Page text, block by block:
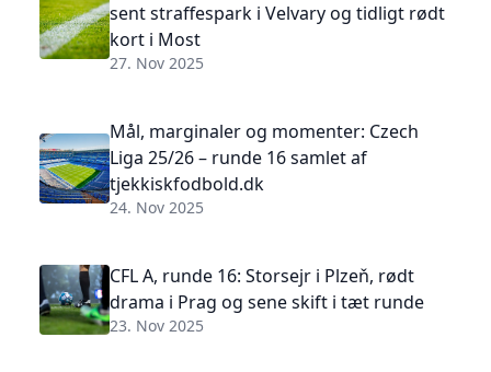
sent straffespark i Velvary og tidligt rødt
kort i Most
27. Nov 2025
Mål, marginaler og momenter: Czech
Liga 25/26 – runde 16 samlet af
tjekkiskfodbold.dk
24. Nov 2025
CFL A, runde 16: Storsejr i Plzeň, rødt
drama i Prag og sene skift i tæt runde
23. Nov 2025